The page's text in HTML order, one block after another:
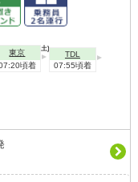
年08月08日(土)
東京
頃着
TDL
07:55頃着